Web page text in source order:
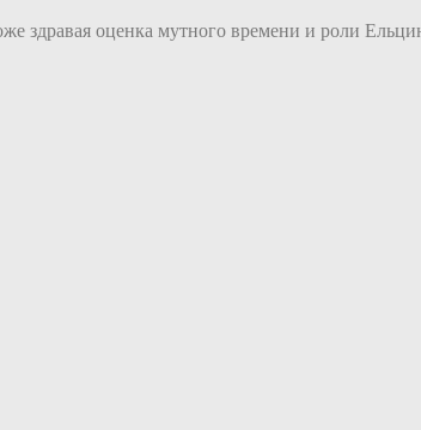
здравая оценка мутного времени и роли